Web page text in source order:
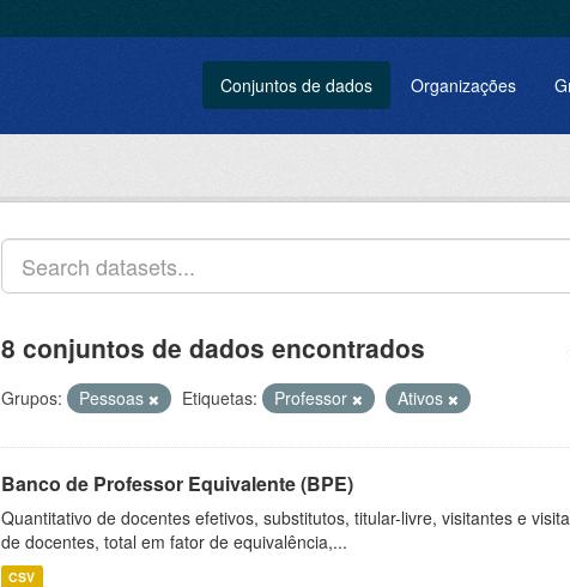
Conjuntos de dados Organizações
8 conjuntos de dados encontrados
Grupos: Pessoas Etiquetas: Professor Ativos
Banco de Professor Equivalente (BPE)
Quantitativo de docentes efetivos, substitutos, titular-livre, visitantes e
de docentes, total em fator de equivalência,...
CSV